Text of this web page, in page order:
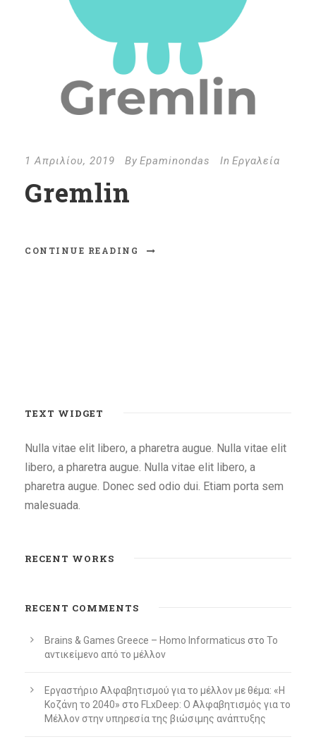
1 Απριλίου, 2019 By Epaminondas In Εργαλεία
Gremlin
CONTINUE READING
TEXT WIDGET
Nulla vitae elit libero, a pharetra augue. Nulla vitae elit
libero, a pharetra augue. Nulla vitae elit libero, a
pharetra augue. Donec sed odio dui. Etiam porta sem
malesuada.
RECENT WORKS
RECENT COMMENTS
Brains & Games Greece – Homo Informaticus στο To
αντικείμενο από το μέλλον
Εργαστήριο Αλφαβητισμού για το μέλλον με θέμα: «Η
Κοζάνη το 2040» στο FLxDeep: Ο Αλφαβητισμός για το
Μέλλον στην υπηρεσία της βιώσιμης ανάπτυξης